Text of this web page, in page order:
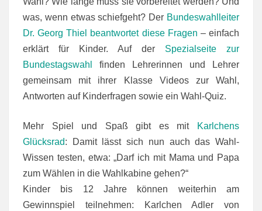
was, wenn etwas schiefgeht? Der Bundeswahlleiter
Dr. Georg Thiel beantwortet diese Fragen – einfach
erklärt für Kinder. Auf der Spezialseite zur
Bundestagswahl
finden Lehrerinnen und Lehrer
gemeinsam mit ihrer Klasse Videos zur Wahl,
Antworten auf Kinderfragen sowie ein Wahl-Quiz.
Mehr Spiel und Spaß gibt es mit
Karlchens
Glücksrad: Damit lässt sich nun auch das Wahl-
Wissen testen, etwa: „Darf ich mit Mama und Papa
zum Wählen in die Wahlkabine gehen?“
Kinder bis 12 Jahre können weiterhin am
Gewinnspiel teilnehmen: Karlchen Adler von